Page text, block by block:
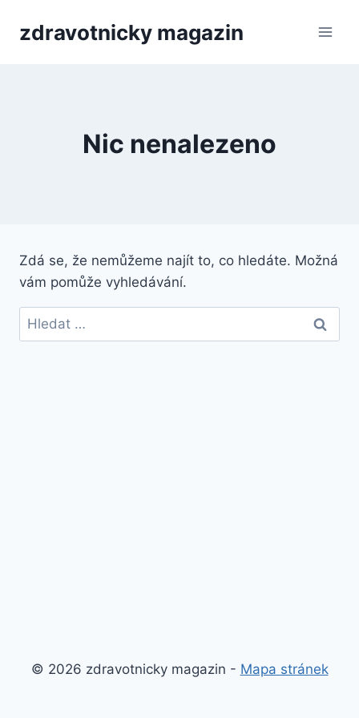
zdravotnicky magazin
Nic nenalezeno
Zdá se, že nemůžeme najít to, co hledáte. Možná
vám pomůže vyhledávání.
Vyhledávání
© 2026 zdravotnicky magazin - Mapa stránek